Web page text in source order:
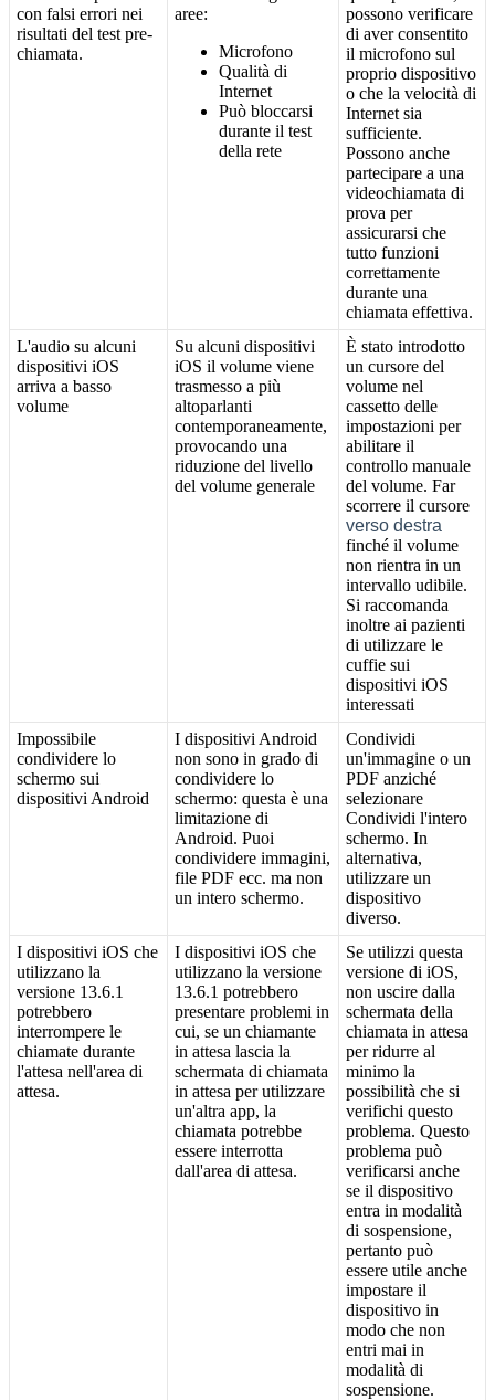
con falsi errori nei
risultati del test pre-
chiamata.
aree:
Microfono
Qualità di
Internet
Può bloccarsi
durante il test
della rete
possono verificare
di aver consentito
il microfono sul
proprio dispositivo
o che la velocità di
Internet sia
sufficiente.
Possono anche
partecipare a una
videochiamata di
prova per
assicurarsi che
tutto funzioni
correttamente
durante una
chiamata effettiva.
L'audio su alcuni
dispositivi iOS
arriva a basso
volume
Su alcuni dispositivi
iOS il volume viene
trasmesso a più
altoparlanti
contemporaneamente,
provocando una
riduzione del livello
del volume generale
È stato introdotto
un cursore del
volume nel
cassetto delle
impostazioni per
abilitare il
controllo manuale
del volume. Far
scorrere il cursore
verso destra
finché il volume
non rientra in un
intervallo udibile.
Si raccomanda
inoltre ai pazienti
di utilizzare le
cuffie sui
dispositivi iOS
interessati
Impossibile
condividere lo
schermo sui
dispositivi Android
I dispositivi Android
non sono in grado di
condividere lo
schermo: questa è una
limitazione di
Android. Puoi
condividere immagini,
file PDF ecc. ma non
un intero schermo.
Condividi
un'immagine o un
PDF anziché
selezionare
Condividi l'intero
schermo. In
alternativa,
utilizzare un
dispositivo
diverso.
I dispositivi iOS che
utilizzano la
versione 13.6.1
potrebbero
interrompere le
chiamate durante
l'attesa nell'area di
attesa.
I dispositivi iOS che
utilizzano la versione
13.6.1 potrebbero
presentare problemi in
cui, se un chiamante
in attesa lascia la
schermata di chiamata
in attesa per utilizzare
un'altra app, la
chiamata potrebbe
essere interrotta
dall'area di attesa.
Se utilizzi questa
versione di iOS,
non uscire dalla
schermata della
chiamata in attesa
per ridurre al
minimo la
possibilità che si
verifichi questo
problema. Questo
problema può
verificarsi anche
se il dispositivo
entra in modalità
di sospensione,
pertanto può
essere utile anche
impostare il
dispositivo in
modo che non
entri mai in
modalità di
sospensione.